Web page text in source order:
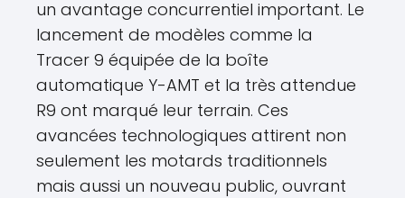
un avantage concurrentiel important. Le
lancement de modèles comme la
Tracer 9 équipée de la boîte
automatique Y-AMT et la très attendue
R9 ont marqué leur terrain. Ces
avancées technologiques attirent non
seulement les motards traditionnels
mais aussi un nouveau public, ouvrant